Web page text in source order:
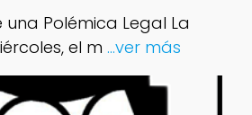
una Polémica Legal La
el m ...ver más